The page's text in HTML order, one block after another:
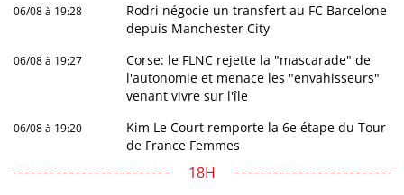
06/08 à 19:28
Rodri négocie un transfert au FC Barcelone
depuis Manchester City
06/08 à 19:27
Corse: le FLNC rejette la "mascarade" de
l'autonomie et menace les "envahisseurs"
venant vivre sur l'île
06/08 à 19:20
Kim Le Court remporte la 6e étape du Tour
de France Femmes
18H